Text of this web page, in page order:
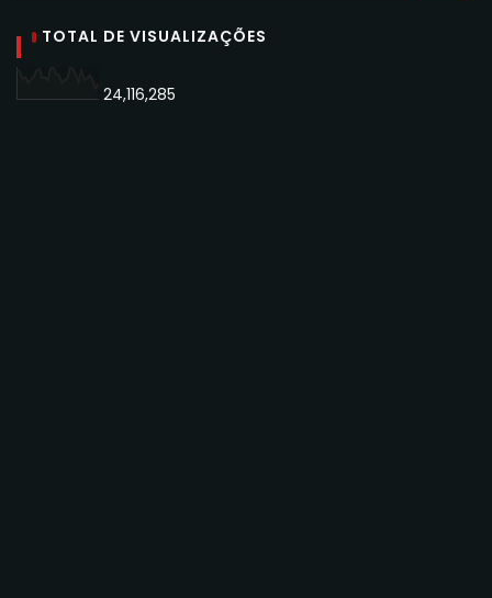
TOTAL DE VISUALIZAÇÕES
24,116,285